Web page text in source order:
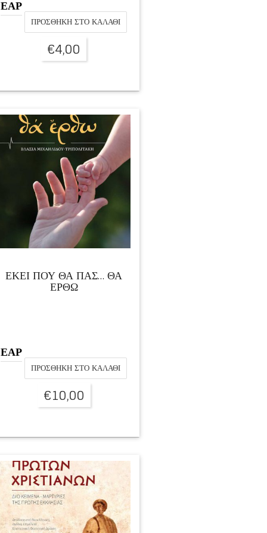
ΕΑΡ
ΠΡΟΣΘΉΚΗ ΣΤΟ ΚΑΛΆΘΙ
€4,00
ΕΚΕΙ ΠΟΥ ΘΑ ΠΑΣ… ΘΑ
ΕΡΘΩ
ΕΑΡ
ΠΡΟΣΘΉΚΗ ΣΤΟ ΚΑΛΆΘΙ
€10,00